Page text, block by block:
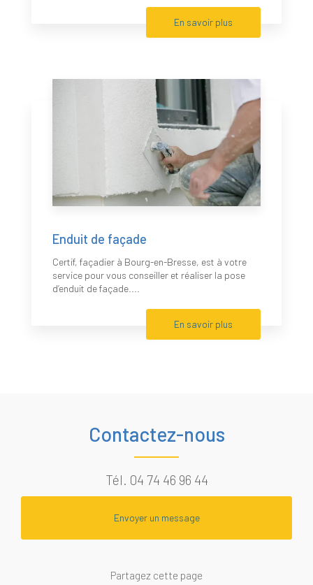
En savoir plus
Enduit de façade
Certif, façadier à Bourg-en-Bresse, est à votre
service pour vous conseiller et réaliser la pose
d’enduit de façade....
En savoir plus
Contactez-nous
Tél. 04 74 46 96 44
Envoyer un message
Partagez cette page